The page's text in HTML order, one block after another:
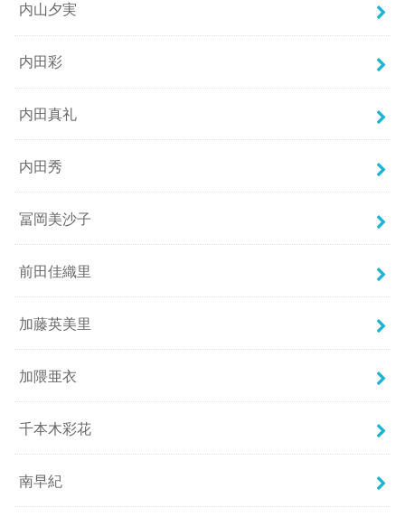
内山夕実
内田彩
内田真礼
内田秀
冨岡美沙子
前田佳織里
加藤英美里
加隈亜衣
千本木彩花
南早紀